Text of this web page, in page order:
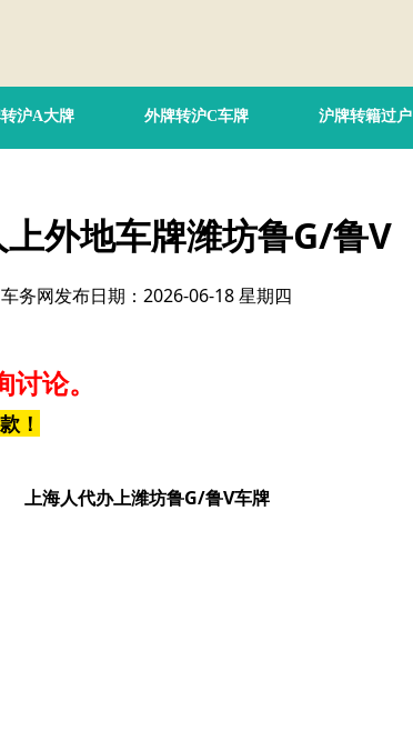
沪A大牌 外牌转沪C车牌 沪牌转籍过户
外地车牌潍坊鲁G/鲁V
车务网发布日期：2026-06-18 星期四
论。
！
上海人代办上潍坊鲁G/鲁V车牌